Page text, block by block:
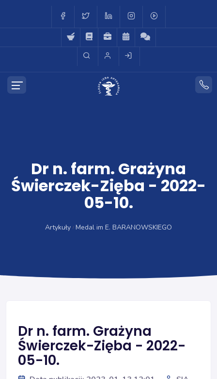
Dr n. farm. Grażyna
Świerczek-Zięba - 2022-
05-10.
Artykuły Medal im E. BARANOWSKIEGO
Dr n. farm. Grażyna
Świerczek-Zięba - 2022-
05-10.